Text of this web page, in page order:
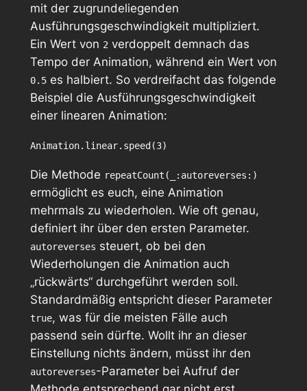
mit der zugrundeliegenden
Ausführungsgeschwindigkeit multipliziert.
Ein Wert von 2 verdoppelt demnach das
Tempo der Animation, während ein Wert von
0.5es halbiert. So verdreifacht das folgende
Beispiel die Ausführungsgeschwindigkeit
einer linearen Animation:
Animation.linear.speed(3)
Die Methode repeatCount(_:autoreverses:)
ermöglicht es euch, eine Animation
mehrmals zu wiederholen. Wie oft genau,
definiert ihr über den ersten Parameter.
autoreverses steuert, ob bei den
Wiederholungen die Animation auch
„rückwärts“ durchgeführt werden soll.
Standardmäßig entspricht dieser Parameter
true, was für die meisten Fälle auch
passend sein dürfte. Wollt ihr an dieser
Einstellung nichts ändern, müsst ihr den
autoreverses-Parameter bei Aufruf der